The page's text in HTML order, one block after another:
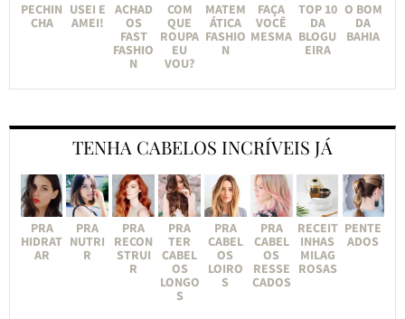
PECHIN
CHA
USEI E
AMEI!
ACHAD
OS
FAST
FASHIO
N
COM
QUE
ROUPA
EU
VOU?
MATEM
ÁTICA
FASHIO
N
FAÇA
VOCÊ
MESMA
TOP 10
DA
BLOGU
EIRA
O BOM
DA
BAHIA
TENHA CABELOS INCRÍVEIS JÁ
PRA
HIDRAT
AR
PRA
NUTRI
R
PRA
RECON
STRUI
R
PRA
TER
CABEL
OS
LONGO
S
PRA
CABEL
OS
LOIRO
S
PRA
CABEL
OS
RESSE
CADOS
RECEIT
INHAS
MILAG
ROSAS
PENTE
ADOS